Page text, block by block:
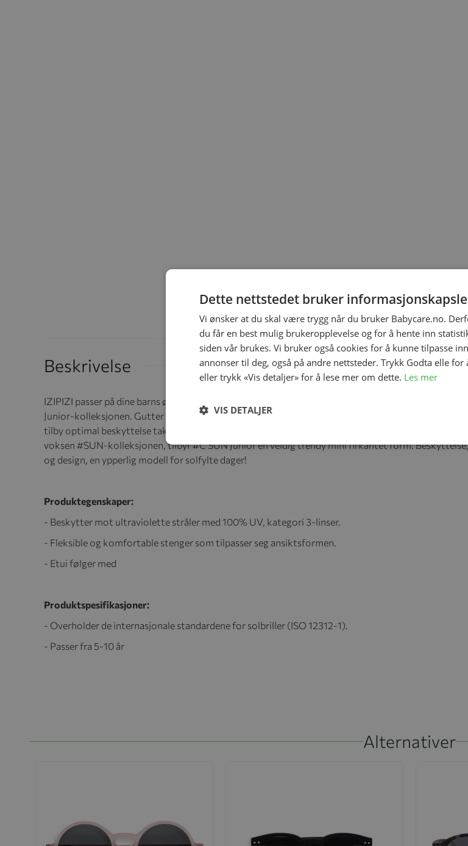
Beskrivelse
IZIPIZI passer på dine barns øyne med #SUN Junior-samlingen. IZIPIZI passer på dine barns øyne
Junior-kolleksjonen. Gutter og gutter i alderen 5-10 år kan nå bruke stilige fargede solbriller av høy
tilby optimal beskyttelse takket være våre 100% UV-linser i kategori 3. Motevarsel! Direkte
voksen #SUN-kolleksjonen, tilbyr #C SUN Junior en veldig trendy mini firkantet form.
og design, en ypperlig modell for solfylte dager!
Produktegenskaper:
- Beskytter mot ultraviolette stråler med 100% UV, kategori 3-linser.
- Fleksible og komfortable stenger som tilpasser seg ansiktsformen.
- Etui følger med
Produktspesifikasjoner:
- Overholder de internasjonale standardene for solbriller (ISO 12312-1).
- Passer fra 5-10 år
Alternativer
Dette nettstedet bruker
Vi ønsker at du skal være trygg når du bruker Babycare.no.
du får en best mulig brukeropplevelse og for å hente inn
siden vår brukes. Vi bruker også cookies for å kunne tilpasse
annonser til deg, også på andre nettsteder. Trykk Godta elle for
eller trykk «Vis detaljer» for å lese mer om dette. Les mer
VIS DETALJER